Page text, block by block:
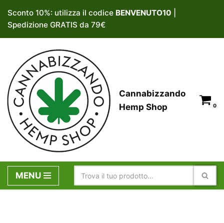
Vai
al
contenuto
Sconto 10%: utilizza il codice BENVENUTO10
Spedizione GRATIS da 79€
Cannabizzando
Hemp Shop
0
MENU